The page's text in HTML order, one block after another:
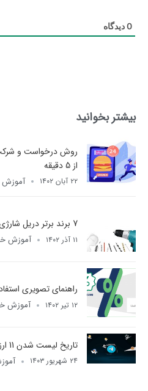
0دیدگاه
بیشتر بخوانید
روش درخواست و شرکت
از 5 دقیقه
۲۲ آبان ۱۴۰۲ آموزش
7 برند برتر دریل شارژی برای مصارف خانگی و حرفه ای
۱۱ آذر ۱۴۰۲ آموزش
راهنمای تصویری
۱۲ تیر ۱۴۰۲ آموزش
تاریخ لیست شدن 11 ارز دیجیتال تلگرامی معروف
۲۴ شهریور ۱۴۰۳